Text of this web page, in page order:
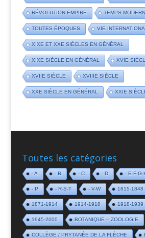
RÉVOLUTION-EMPIRE TEMPS
TOUTES ÉPOQUES VIE
XIXE ET XXE SIÈCLES EN GÉNÉRAL
XIXE SIÈCLE EN GÉNÉRAL XVIE
XVIIE SIÈCLE XVIIIE SIÈCLE
XXE SIÈCLE EN GÉNÉRAL XXIE
Toutes les catégories
- A - B - C - D - E-F-G-
- P - R-S-T - V-W 1815-1848
1871-1914 1914-1918 1918-1939
1945-2000 BOTANIQUE – ZOOLOGIE
COLLÈGE / PRYTANÉE DE LA FLÈCHE